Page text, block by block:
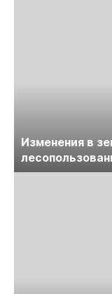
Изменения в
обсудят на